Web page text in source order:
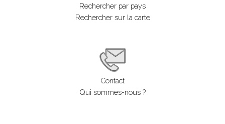
Rechercher par pays
Rechercher sur la carte
Contact
Qui sommes-nous ?